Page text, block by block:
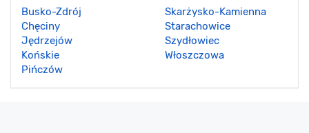
Busko-Zdrój
Chęciny
Jędrzejów
Końskie
Pińczów
Skarżysko-Kamienna
Starachowice
Szydłowiec
Włoszczowa